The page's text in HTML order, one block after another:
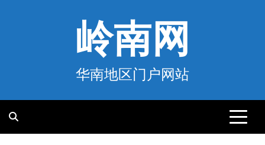
岭南网
华南地区门户网站